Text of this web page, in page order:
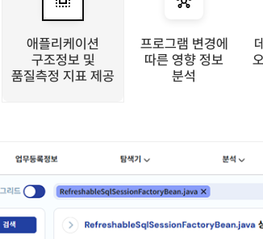
애플리케이션
구조정보 및
품질측정 지표 제공
프로그램 변경에
따른 영향 정보
분석